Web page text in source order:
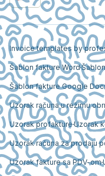
Invoice templates by
Šablon fakture Word
Šablon fakture Google
Uzorak računa u režimu
Uzorak profakture Uzorak
Uzorak računa za prodaju
Uzorak fakture sa PDV-om